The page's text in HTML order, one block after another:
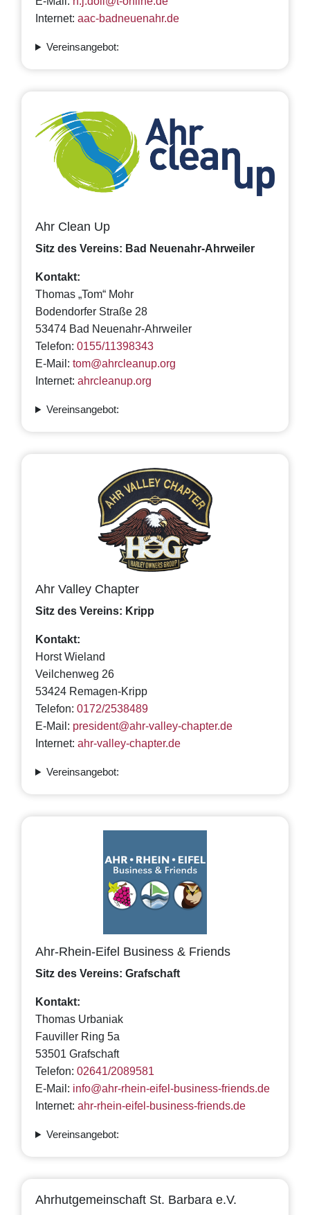
Internet: aac-badneuenahr.de
Vereinsangebot:
Ahr Clean Up
Sitz des Vereins: Bad Neuenahr-Ahrweiler
Kontakt:
Thomas „Tom“ Mohr
Bodendorfer Straße 28
53474 Bad Neuenahr-Ahrweiler
Telefon: 0155/11398343
E-Mail: tom@ahrcleanup.org
Internet: ahrcleanup.org
Vereinsangebot:
Ahr Valley Chapter
Sitz des Vereins: Kripp
Kontakt:
Horst Wieland
Veilchenweg 26
53424 Remagen-Kripp
Telefon: 0172/2538489
E-Mail: president@ahr-valley-chapter.de
Internet: ahr-valley-chapter.de
Vereinsangebot:
Ahr-Rhein-Eifel Business & Friends
Sitz des Vereins: Grafschaft
Kontakt:
Thomas Urbaniak
Fauviller Ring 5a
53501 Grafschaft
Telefon: 02641/2089581
E-Mail: info@ahr-rhein-eifel-business-friends.de
Internet: ahr-rhein-eifel-business-friends.de
Vereinsangebot:
Ahrhutgemeinschaft St. Barbara e.V.